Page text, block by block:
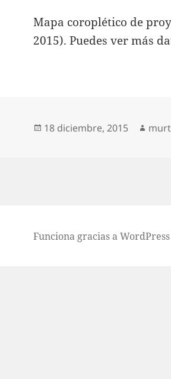
Mapa coroplético de
2015). Puedes ver más
Publicado
18 diciembre, 2015
Funciona gracias a WordPress